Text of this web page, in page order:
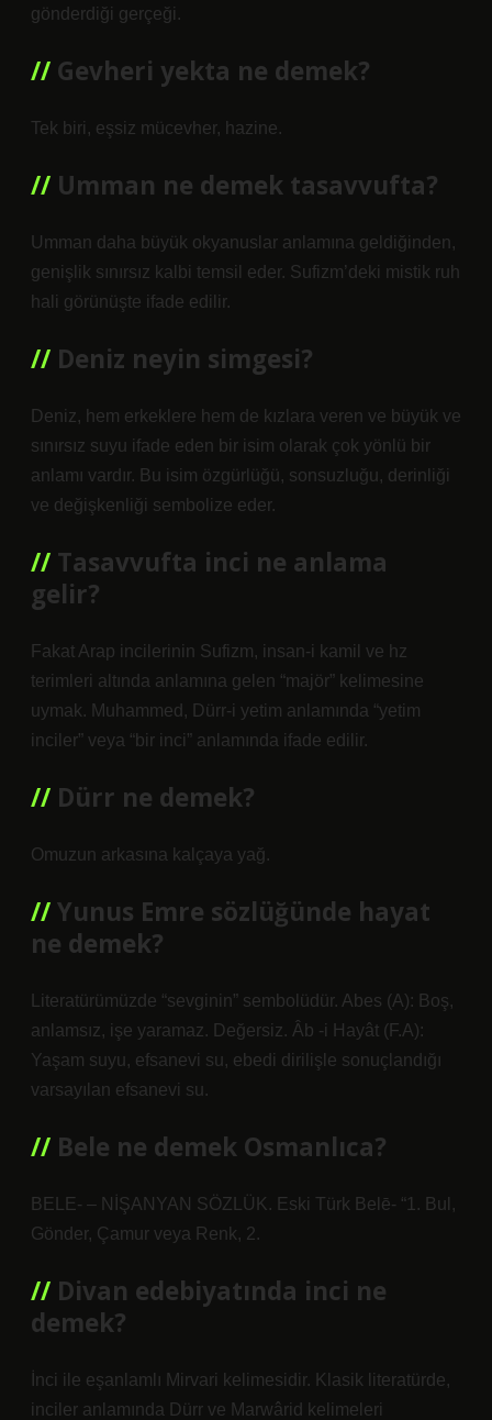
gönderdiği gerçeği.
Gevheri yekta ne demek?
Tek biri, eşsiz mücevher, hazine.
Umman ne demek tasavvufta?
Umman daha büyük okyanuslar anlamına geldiğinden,
genişlik sınırsız kalbi temsil eder. Sufizm’deki mistik ruh
hali görünüşte ifade edilir.
Deniz neyin simgesi?
Deniz, hem erkeklere hem de kızlara veren ve büyük ve
sınırsız suyu ifade eden bir isim olarak çok yönlü bir
anlamı vardır. Bu isim özgürlüğü, sonsuzluğu, derinliği
ve değişkenliği sembolize eder.
Tasavvufta inci ne anlama
gelir?
Fakat Arap incilerinin Sufizm, insan-i kamil ve hz
terimleri altında anlamına gelen “majör” kelimesine
uymak. Muhammed, Dürr-i yetim anlamında “yetim
inciler” veya “bir inci” anlamında ifade edilir.
Dürr ne demek?
Omuzun arkasına kalçaya yağ.
Yunus Emre sözlüğünde hayat
ne demek?
Literatürümüzde “sevginin” sembolüdür. Abes (A): Boş,
anlamsız, işe yaramaz. Değersiz. Âb -i Hayât (F.A):
Yaşam suyu, efsanevi su, ebedi dirilişle sonuçlandığı
varsayılan efsanevi su.
Bele ne demek Osmanlıca?
BELE- – NİŞANYAN SÖZLÜK. Eski Türk Belē- “1. Bul,
Gönder, Çamur veya Renk, 2.
Divan edebiyatında inci ne
demek?
İnci ile eşanlamlı Mirvari kelimesidir. Klasik literatürde,
inciler anlamında Dürr ve Marwârid kelimeleri